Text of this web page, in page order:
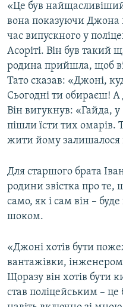
«Це був
вона показуючи Джона
час випускного у
Асоріті. Він був такий
родина прийшла, щоб
Тато сказав: «Джоні,
Сьогодні ти обираєш!
Він вигукнув: «Гайда,
пішли їсти тих
жити йому залишалося
Для старшого брата
родини звістка про те,
само, як і сам він –
шоком.
«Джоні хотів бути
вантажівки,
Щоразу він хотів бути
став поліцейським – це